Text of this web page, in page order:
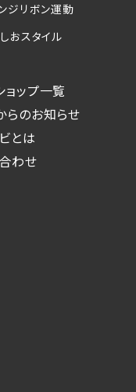
ジリボン運動
おスタイル
ョップ一覧
らのお知らせ
とは
わせ